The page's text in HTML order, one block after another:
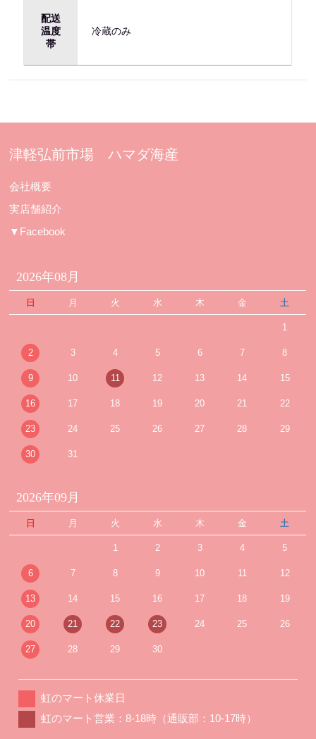
配送
温度
帯
冷蔵のみ
津軽弘前市場 ハマダ海産
会社概要
実店舗紹介
▼Facebook
2026年08月
日 月 火 水 木 金 土
1
2 3 4 5 6 7 8
9 10 11 12 13 14 15
16 17 18 19 20 21 22
23 24 25 26 27 28 29
30 31
2026年09月
日 月 火 水 木 金 土
1 2 3 4 5
6 7 8 9 10 11 12
13 14 15 16 17 18 19
20 21 22 23 24 25 26
27 28 29 30
虹のマート休業日
虹のマート営業：8-18時（通販部：10-17時）